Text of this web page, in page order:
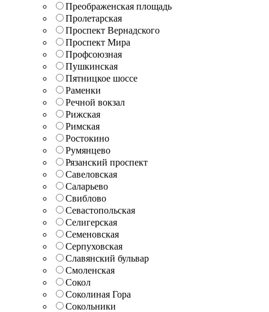
Преображенская площадь
Пролетарская
Проспект Вернадского
Проспект Мира
Профсоюзная
Пушкинская
Пятницкое шоссе
Раменки
Речной вокзал
Рижская
Римская
Ростокино
Румянцево
Рязанский проспект
Савеловская
Саларьево
Свиблово
Севастопольская
Селигерская
Семеновская
Серпуховская
Славянский бульвар
Смоленская
Сокол
Соколиная Гора
Сокольники